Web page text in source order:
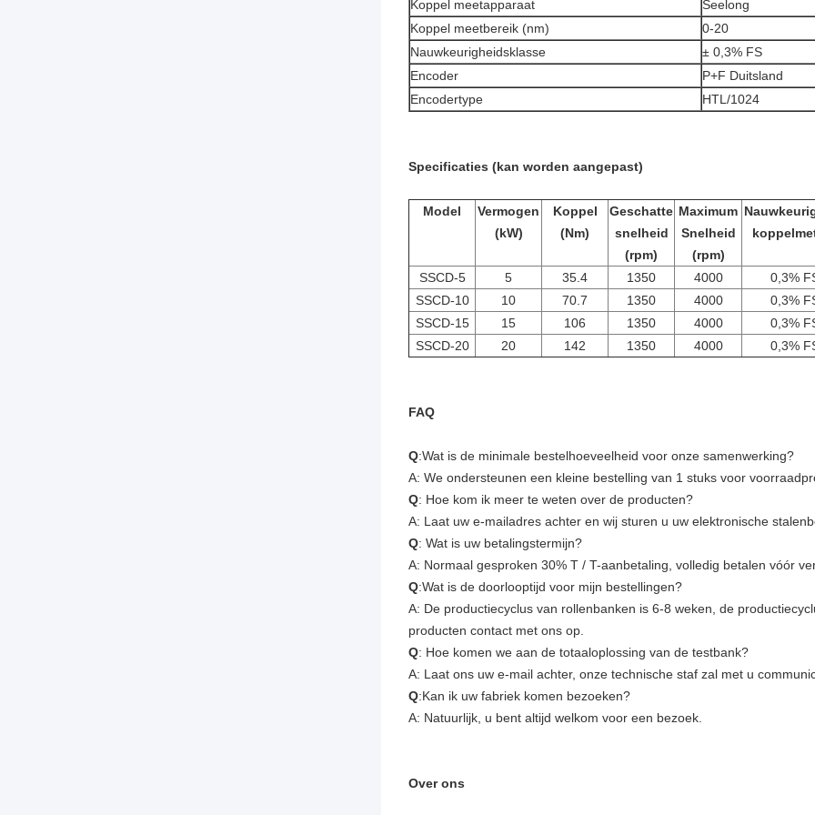
Koppel meetapparaat
Seelong
Koppel meetbereik (nm)
0-20
Nauwkeurigheidsklasse
± 0,3% FS
Encoder
P+F Duitsland
Encodertype
HTL/1024
Specificaties (kan worden aangepast)
Model
Vermogen
(kW)
Koppel
(Nm)
Geschatte
snelheid
(rpm)
Maximum
Snelheid
(rpm)
SSCD-5 5 35.4 1350 4000
0,3%
SSCD-10
10 70.7 1350 4000
0,3%
SSCD-15
15 106 1350 4000
0,3%
SSCD-20
20 142 1350 4000 0,3%
FAQ
Q:Wat is de minimale bestelhoeveelheid voor onze samenwerking?
A: We ondersteunen een kleine bestelling van 1 stuks voor
Q: Hoe kom ik meer te weten over de producten?
A: Laat uw e-mailadres achter en wij sturen u uw elektronische
Q: Wat is uw betalingstermijn?
A: Normaal gesproken 30% T / T-aanbetaling, volledig betalen vóór
Q:Wat is de doorlooptijd voor mijn bestellingen?
A: De productiecyclus van rollenbanken is 6-8 weken, de
producten contact met ons op.
Q: Hoe komen we aan de totaaloplossing van de testbank?
A: Laat ons uw e-mail achter, onze technische staf zal met u
Q:Kan ik uw fabriek komen bezoeken?
A: Natuurlijk, u bent altijd welkom voor een bezoek.
Over ons